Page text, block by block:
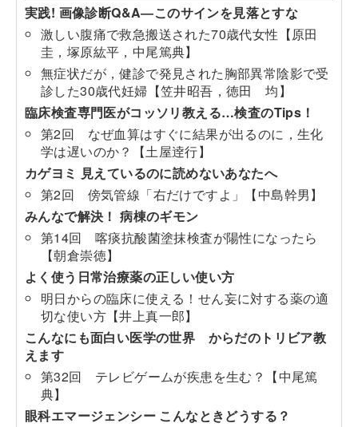
実践! 画像診断Q&A―このサインを見落とすな
激しい腹痛で救急搬送された70歳代女性【原田
圭，塚原紘平，中尾篤典】
無症状だが，健診で発見された胸部異常陰影で受
診した30歳代妊婦【笠井昭吾，徳田 均】
臨床検査専門医がコッソリ教える…検査のTips！
第2回 なぜ血算はすぐに結果が出るのに，生化
学は遅いのか？【土屋逹行】
カゲヨミ 見えているのに読めないあなたへ
第2回 傍気管線「右だけですよ」【中島幹男】
みんなで解決！ 病棟のギモン
第14回 喀痰抗酸菌塗抹検査が陽性になったら
【朝倉崇徳】
よく使う日常治療薬の正しい使い方
明日からの臨床に使える！せん妄に対する薬の適
切な使い方【井上真一郎】
こんなにも面白い医学の世界 からだのトリビア教
えます
第32回 テレビゲームが疾患を生む？【中尾篤
典】
眼科エマージェンシー こんなときどうする？